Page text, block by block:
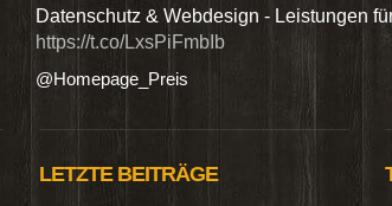
Datenschutz & Webdesign - Leistungen
https://t.co/LxsPiFmbIb
@Homepage_Preis
LETZTE BEITRÄGE